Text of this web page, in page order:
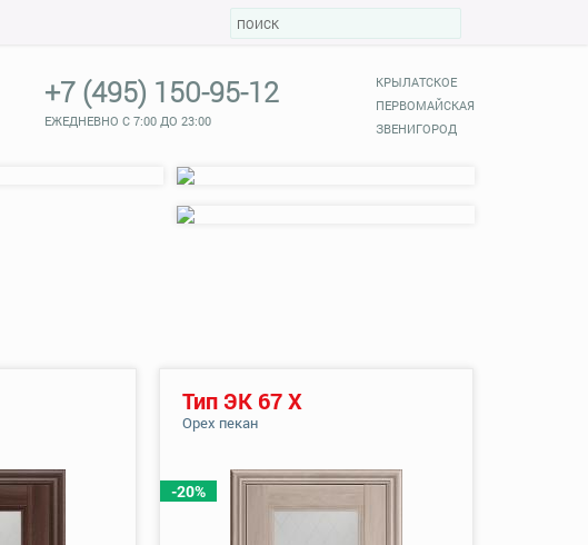
КРЫЛАТСКОЕ
ПЕРВОМАЙСКАЯ
ЗВЕНИГОРОД
+7 (495) 150-95-12
ЕЖЕДНЕВНО С 7:00 ДО 23:00
-20%
Тип ЭК 67 Х
Орех пекан